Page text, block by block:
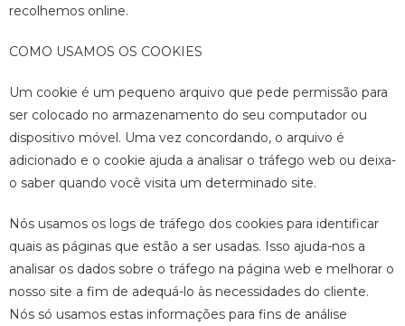
recolhemos online.
COMO USAMOS OS COOKIES
Um cookie é um pequeno arquivo que pede permissão para
ser colocado no armazenamento do seu computador ou
dispositivo móvel. Uma vez concordando, o arquivo é
adicionado e o cookie ajuda a analisar o tráfego web ou deixa-
o saber quando você visita um determinado site.
Nós usamos os logs de tráfego dos cookies para identificar
quais as páginas que estão a ser usadas. Isso ajuda-nos a
analisar os dados sobre o tráfego na página web e melhorar o
nosso site a fim de adequá-lo às necessidades do cliente.
Nós só usamos estas informações para fins de análise